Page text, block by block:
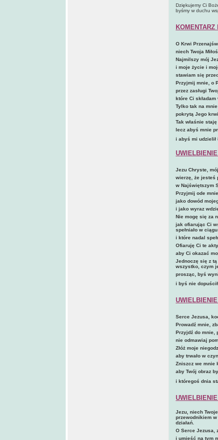
Dziękujemy Ci
byśmy w duchu
KOMENTARZ
O Krwi
niech Twoja
Najmilszy mój
i moje życie i
stawiam się
Przyjmij mnie, o
przez zasługi
które Ci składam
Tylko tak na
pokrytą Jego
Tak właśnie
lecz abyś mnie
i abyś mi udzielił
Jezu Chryste,
wierzę, że jesteś
w Najświętszym
Przyjmij ode
jako dowód
i jako wyraz
Nie mogę się za
jak ofiarując Ci
spełniało w
i które nadal
Ofiaruję Ci te
aby Ci okazać
Jednoczę się z
wszystko, czym
prosząc, byś
i byś nie
Serce Jezusa,
Prowadź mnie,
Przyjdź do mnie,
nie odmawiaj
Złóż moje
aby trwało w
Zniszcz we mnie
aby Twój obraz
i któregoś dnia
Jezu, niech
przewodnikiem
działań.
O Serce Jezusa,
i umieść na tym